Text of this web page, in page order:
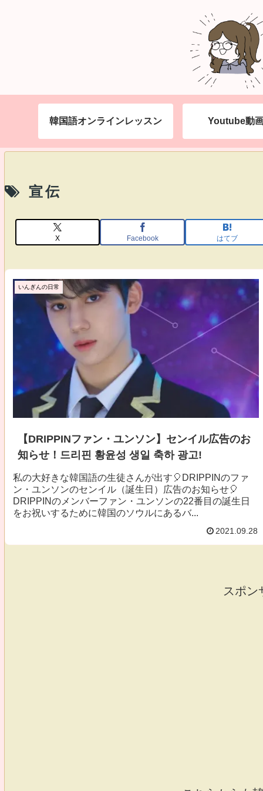
韓国語オンラインレッスン Youtube動
宣伝
X Facebook はてブ
いんぎんの日常
【DRIPPINファン・ユンソン】センイル広告のお
知らせ！드리핀 황윤성 생일 축하 광고!
私の大好きな韓国語の生徒さんが出す🎈DRIPPINのファ
ン・ユンソンのセンイル（誕生日）広告のお知らせ🎈
DRIPPINのメンバーファン・ユンソンの22番目の誕生日
をお祝いするために韓国のソウルにあるバ...
2021.09.28
スポン